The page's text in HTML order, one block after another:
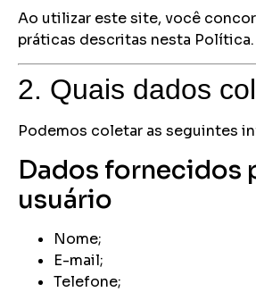
Ao utilizar este site, você
práticas descritas nesta Política.
2. Quais dados
Podemos coletar as seguintes
Dados fornecidos
usuário
Nome;
E-mail;
Telefone;